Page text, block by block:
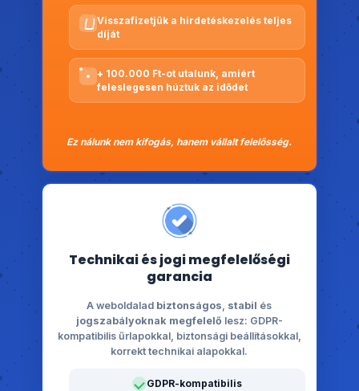
Visszafizetjük a hirdetéskezelés teljes
díját
+ 100.000 Ft-ot utalunk, amiért
feleslegesen húztuk az idődet
Ez nálunk nem kifogás, hanem vállalt felelősség.
Technikai és jogi megfelelőségi
garancia
A weboldalad biztonságos stabil és
jogszabályoknak megfelelő lesz: GDPR-
kompatibilis űrlapokkal, biztonsági beállításokkal,
korrekt technikai alapokkal.
GDPR-kompatibilis